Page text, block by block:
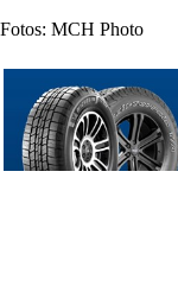
Fotos: MCH Photo